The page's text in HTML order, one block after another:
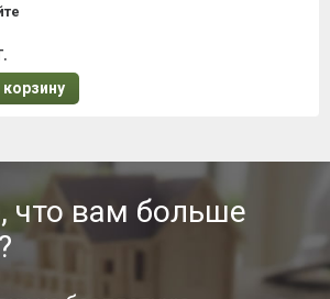
корзину
что вам больше